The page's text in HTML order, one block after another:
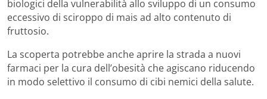
biologici della vulnerabilità allo sviluppo di un consumo
eccessivo di sciroppo di mais ad alto contenuto di
fruttosio.
La scoperta potrebbe anche aprire la strada a nuovi
farmaci per la cura dell’obesità che agiscano riducendo
in modo selettivo il consumo di cibi nemici della salute.